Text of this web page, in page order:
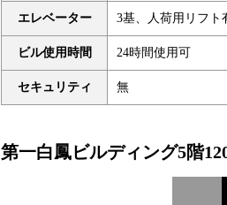
エレベーター 3基、人荷用リフト
ビル使用時間 24時間使用可
セキュリティ 無
第一白鳳ビルディング5階